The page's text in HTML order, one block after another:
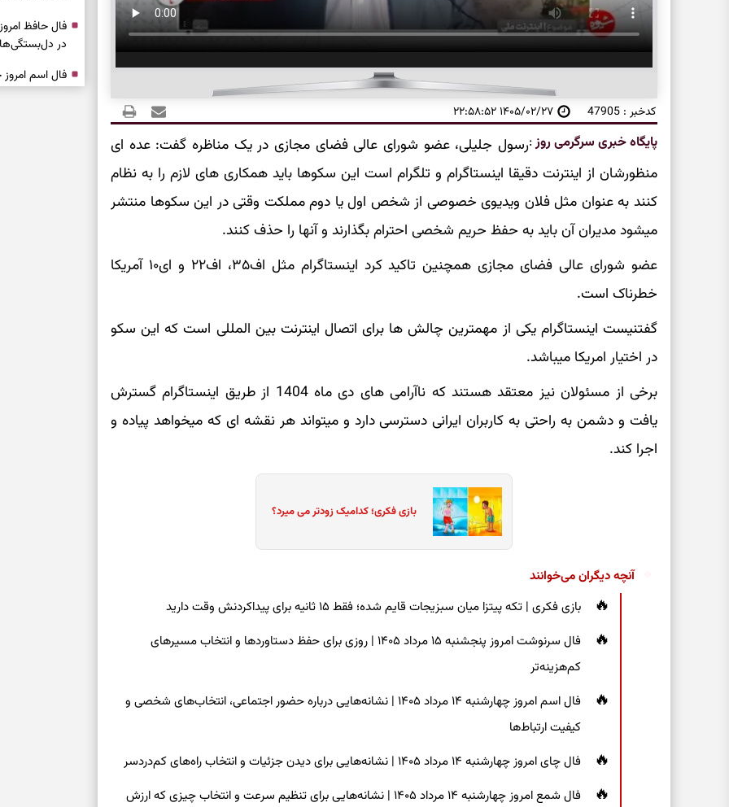
کدخبر : 47905 ۱۴۰۵/۰۲/۲۷ ۲۲:۵۸:۵۲
پایگاه خبری سرگرمی روز:رسول جلیلی، عضو شورای عالی فضای مجازی در یک مناظره گفت: عده ای
منظورشان از اینترنت دقیقا اینستاگرام و تلگرام است این سکوها باید همکاری های لازم را به نظام
کنند به عنوان مثل فلان ویدیوی خصوصی از شخص اول یا دوم مملکت وقتی در این سکوها منتشر
میشود مدیران آن باید به حفظ حریم شخصی احترام بگذارند و آنها را حذف کنند.
عضو شورای عالی فضای مجازی همچنین تاکید کرد اینستاگرام مثل اف۳۵، اف۲۲ و ای۱۰ آمریکا
خطرناک است.
گفتنیست اینستاگرام یکی از مهمترین چالش ها برای اتصال اینترنت بین المللی است که این سکو
در اختیار امریکا میباشد.
برخی از مسئولان نیز معتقد هستند که ناآرامی های دی ماه 1404 از طریق اینستاگرام گسترش
یافت و دشمن به راحتی به کاربران ایرانی دسترسی دارد و میتواند هر نقشه ای که میخواهد پیاده و
اجرا کند.
بازی فکری؛ کدامیک زودتر می میرد؟
آنچه دیگران می‌خوانند
بازی فکری | تکه پیتزا میان سبزیجات قایم شده؛ فقط ۱۵ ثانیه برای پیداکردنش وقت دارید
فال سرنوشت امروز پنجشنبه ۱۵ مرداد ۱۴۰۵ | روزی برای حفظ دستاوردها و انتخاب مسیرهای
کم‌هزینه‌تر
فال اسم امروز چهارشنبه ۱۴ مرداد ۱۴۰۵ | نشانه‌هایی درباره حضور اجتماعی، انتخاب‌های شخصی و
کیفیت ارتباط‌ها
فال چای امروز چهارشنبه ۱۴ مرداد ۱۴۰۵ | نشانه‌هایی برای دیدن جزئیات و انتخاب راه‌های کم‌دردسر
فال شمع امروز چهارشنبه ۱۴ مرداد ۱۴۰۵ | نشانه‌هایی برای تنظیم سرعت و انتخاب چیزی که ارزش
در
درباره حضور